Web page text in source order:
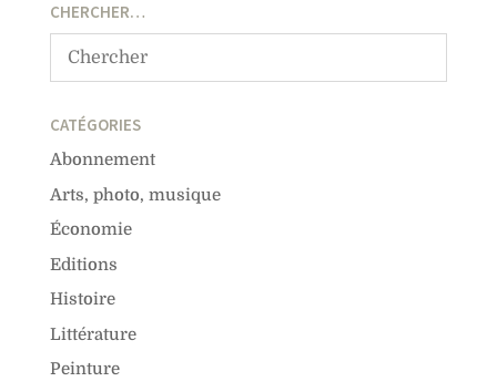
CHERCHER…
CATÉGORIES
Abonnement
Arts, photo, musique
Économie
Editions
Histoire
Littérature
Peinture